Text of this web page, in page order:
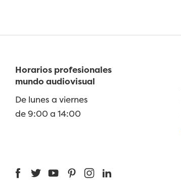
Horarios profesionales
mundo audiovisual
De lunes a viernes
de 9:00 a 14:00
FacebookTwitterYouTubePinterestInstagram